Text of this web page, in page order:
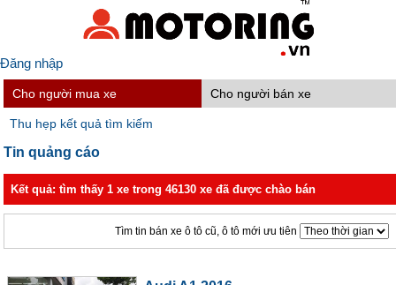
Đăng nhập
Cho người mua xe Cho người bán xe
Thu hẹp kết quả tìm kiếm
Tin quảng cáo
Kết quả: tìm thấy 1 xe trong 46130 xe đã được chào bán
Tìm tin bán xe ô tô cũ, ô tô mới ưu tiên